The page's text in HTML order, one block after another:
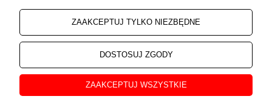
MOJE KONTO
INFORMACJE
O NAS
ZAAKCEPTUJ TYLKO NIEZBĘDNE
DOSTOSUJ ZGODY
ZAAKCEPTUJ WSZYSTKIE